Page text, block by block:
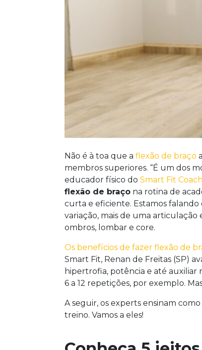
Não é à toa que a flexão de braço
membros superiores. “É um dos
educador físico do Smart Fit Coach
flexão de braçona rotina de
curta e eficiente. Estamos falando
variação, mais de uma articulação
ombros, lombar e core.
Os benefícios de fazer flexão de
Smart Fit, Renan de Freitas (SP)
hipertrofia, potência e até auxiliar
6 a 12 repetições, por exemplo.
A seguir, os experts ensinam
treino. Vamos a eles!